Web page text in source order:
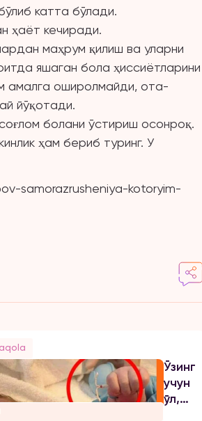
катта бўлади.
ҳаёт кечиради.
маҳрум қилиш ва уларни
яшаган бола ҳиссиётларини
амалга оширолмайди, ота-
йўқотади.
болани ўстириш осонроқ.
ҳам бериб туринг. У
samorazrusheniya-kotoryim-
Ўзинг
учун
ўл,